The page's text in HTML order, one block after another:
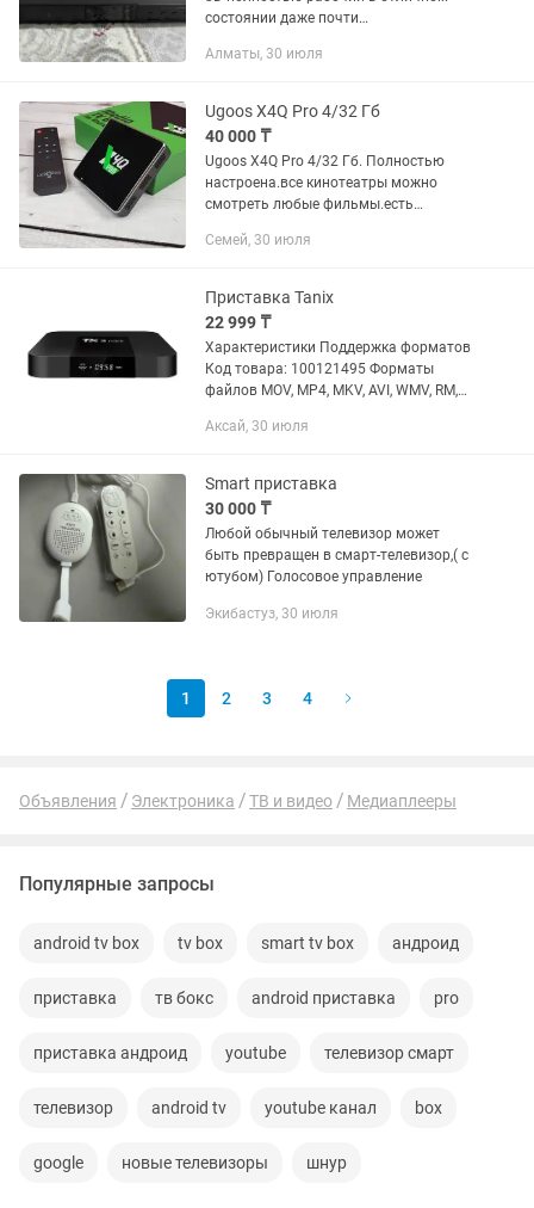
состоянии даже почти
3D,ISO,MKV,Full HDи другие популярные
телевизору через...
Алматы, 30 июля
Ugoos X4Q Pro 4/32 Гб
40 000 ₸
Ugoos X4Q Pro 4/32 Гб. Полностью
настроена.все кинотеатры можно
смотреть любые фильмы.есть
S905Х4.нужен только интернет и
Семей, 30 июля
Приставка Tanix
22 999 ₸
Характеристики Поддержка форматов
Код товара: 100121495 Форматы
файлов MOV, MP4, MKV, AVI, WMV, RM,
MPEG2, MPEG4, XviD, DivX, H.264, WMV9,
Аксай, 30 июля
Smart приставка
30 000 ₸
Любой обычный телевизор может
быть превращен в смарт-телевизор,( с
ютубом) Голосовое управление
Экибастуз, 30 июля
1 2 3 4
Объявления Электроника ТВ и видео Медиаплееры
Популярные запросы
android tv box tv box smart tv box андроид
приставка тв бокс android приставка pro
приставка андроид youtube телевизор смарт
телевизор android tv youtube канал box
google новые телевизоры шнур